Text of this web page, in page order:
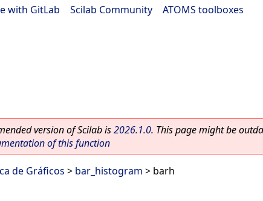
with GitLab Scilab Community ATOMS toolboxes
version of Scilab is2026.1.0. This page might be
of this function
de Gráficos > bar_histogram > barh